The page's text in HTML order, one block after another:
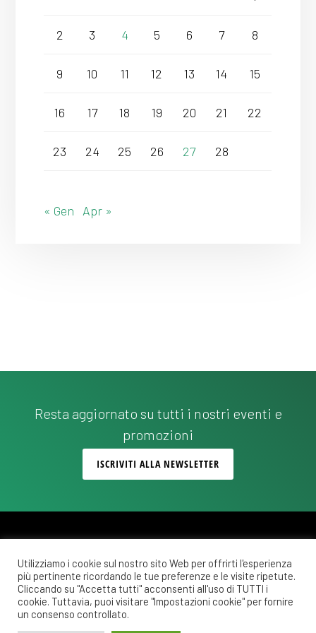
2 3 4 5 6 7 8
9 10 11 12 13 14 15
16 17 18 19 20 21 22
23 24 25 26 27 28
« Gen Apr »
Resta aggiornato su tutti i nostri eventi e
promozioni
ISCRIVITI ALLA NEWSLETTER
Copyright © 2026 ·Monochrome ProonGenesis Framework·WordPress
Accedi
POLITICA DI RIMBORSO E RESO
Utilizziamo i cookie sul nostro sito Web per offrirti l'esperienza
più pertinente ricordando le tue preferenze e le visite ripetute.
Cliccando su "Accetta tutti" acconsenti all'uso di TUTTI i
cookie. Tuttavia, puoi visitare "Impostazioni cookie" per fornire
un consenso controllato.